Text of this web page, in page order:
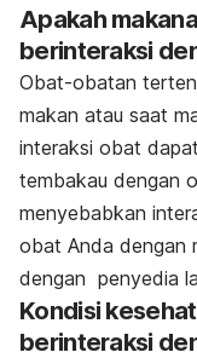
Apakah
berinteraksi
Obat-obatan
makan atau saat
interaksi obat
tembakau dengan
menyebabkan
obat Anda dengan
dengan penyedia
Kondisi
berinteraksi